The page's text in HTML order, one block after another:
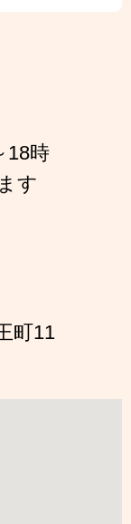
18時
す
町11